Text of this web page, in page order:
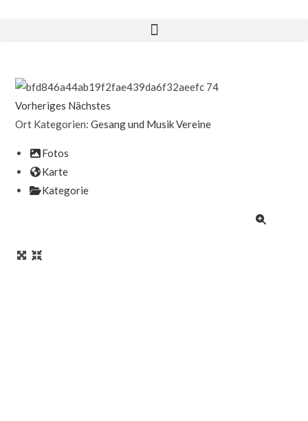
Vorheriges Nächstes
Ort Kategorien:Gesang und MusikVereine
Fotos
Karte
Kategorie